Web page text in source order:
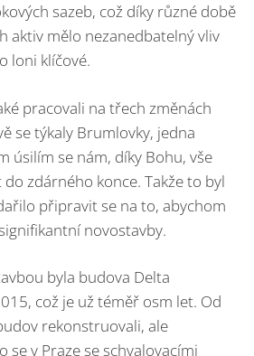
sazeb, což díky různé době
aktiv mělo nezanedbatelný vliv
loni klíčové.
pracovali na třech změnách
se týkaly Brumlovky, jedna
úsilím se nám, díky Bohu, vše
zdárného konce. Takže to byl
připravit se na to, abychom
novostavby.
byla budova Delta
což je už téměř osm let. Od
rekonstruovali, ale
se v Praze se schvalovacími